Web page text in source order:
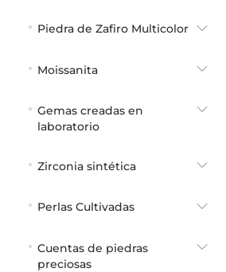
Piedra de Zafiro Multicolor
Moissanita
Gemas creadas en
laboratorio
Zirconia sintética
Perlas Cultivadas
Cuentas de piedras
preciosas